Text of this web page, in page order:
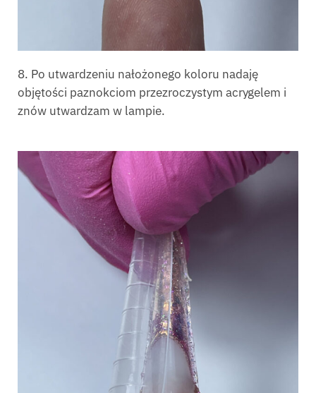
8. Po utwardzeniu nałożonego koloru nadaję
objętości paznokciom przezroczystym acrygelem i
znów utwardzam w lampie.